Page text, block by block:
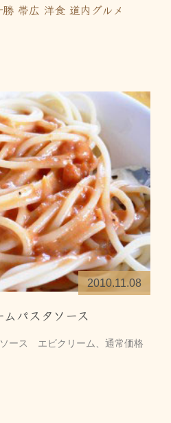
勝 帯広 洋食 道内グルメ
2010.11.08
パスタソース
ース エビクリーム、通常価格